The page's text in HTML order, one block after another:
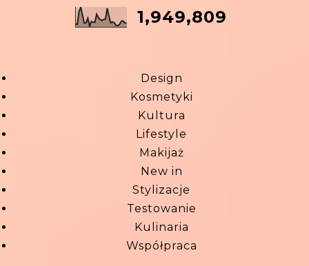
1,949,809
Design
Kosmetyki
Kultura
Lifestyle
Makijaż
New in
Stylizacje
Testowanie
Kulinaria
Współpraca